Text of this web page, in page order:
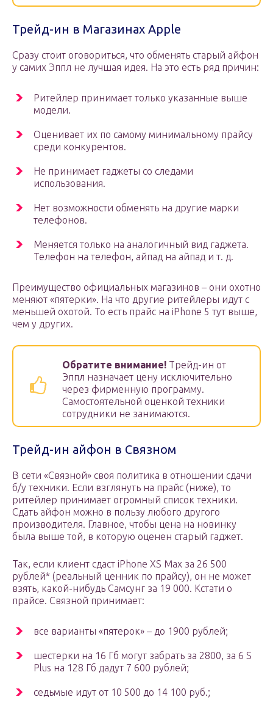
Трейд-ин в Магазинах Apple
Сразу стоит оговориться, что обменять старый айфон
у самих Эппл не лучшая идея. На это есть ряд причин:
Ритейлер принимает только указанные выше
модели.
Оценивает их по самому минимальному прайсу
среди конкурентов.
Не принимает гаджеты со следами
использования.
Нет возможности обменять на другие марки
телефонов.
Меняется только на аналогичный вид гаджета.
Телефон на телефон, айпад на айпад и т. д.
Преимущество официальных магазинов – они охотно
меняют «пятерки». На что другие ритейлеры идут с
меньшей охотой. То есть прайс на iPhone 5 тут выше,
чем у других.
Обратите внимание! Трейд-ин от
Эппл назначает цену исключительно
через фирменную программу.
Самостоятельной оценкой техники
сотрудники не занимаются.
Трейд-ин айфон в Связном
В сети «Связной» своя политика в отношении сдачи
б/у техники. Если взглянуть на прайс (ниже), то
ритейлер принимает огромный список техники.
Сдать айфон можно в пользу любого другого
производителя. Главное, чтобы цена на новинку
была выше той, в которую оценен старый гаджет.
Так, если клиент сдаст iPhone XS Max за 26 500
рублей* (реальный ценник по прайсу), он не может
взять, какой-нибудь Самсунг за 19 000. Кстати о
прайсе. Связной принимает:
все варианты «пятерок» – до 1900 рублей;
шестерки на 16 Гб могут забрать за 2800, за 6 S
Plus на 128 Гб дадут 7 600 рублей;
седьмые идут от 10 500 до 14 100 руб.;